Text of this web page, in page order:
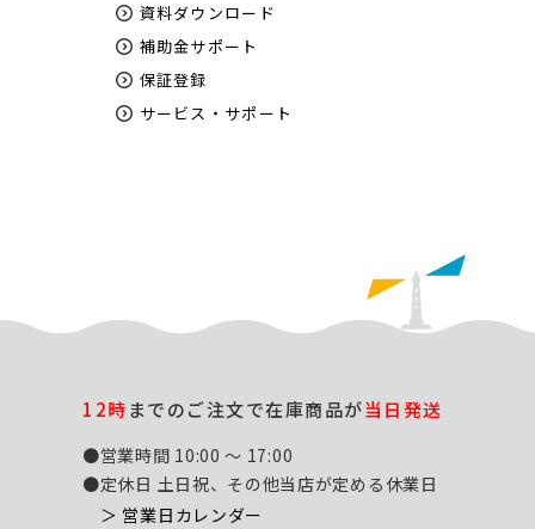
資料ダウンロード
補助金サポート
保証登録
サービス・サポート
12時までのご注文で在庫商品が当日発送
●営業時間 10:00 ～ 17:00
●定休日 土日祝、その他当店が定める休業日
＞ 営業日カレンダー